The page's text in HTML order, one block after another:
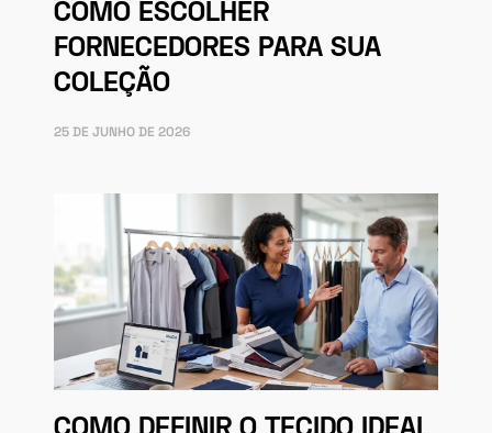
COMO ESCOLHER
FORNECEDORES PARA SUA
COLEÇÃO
25 DE JUNHO DE 2026